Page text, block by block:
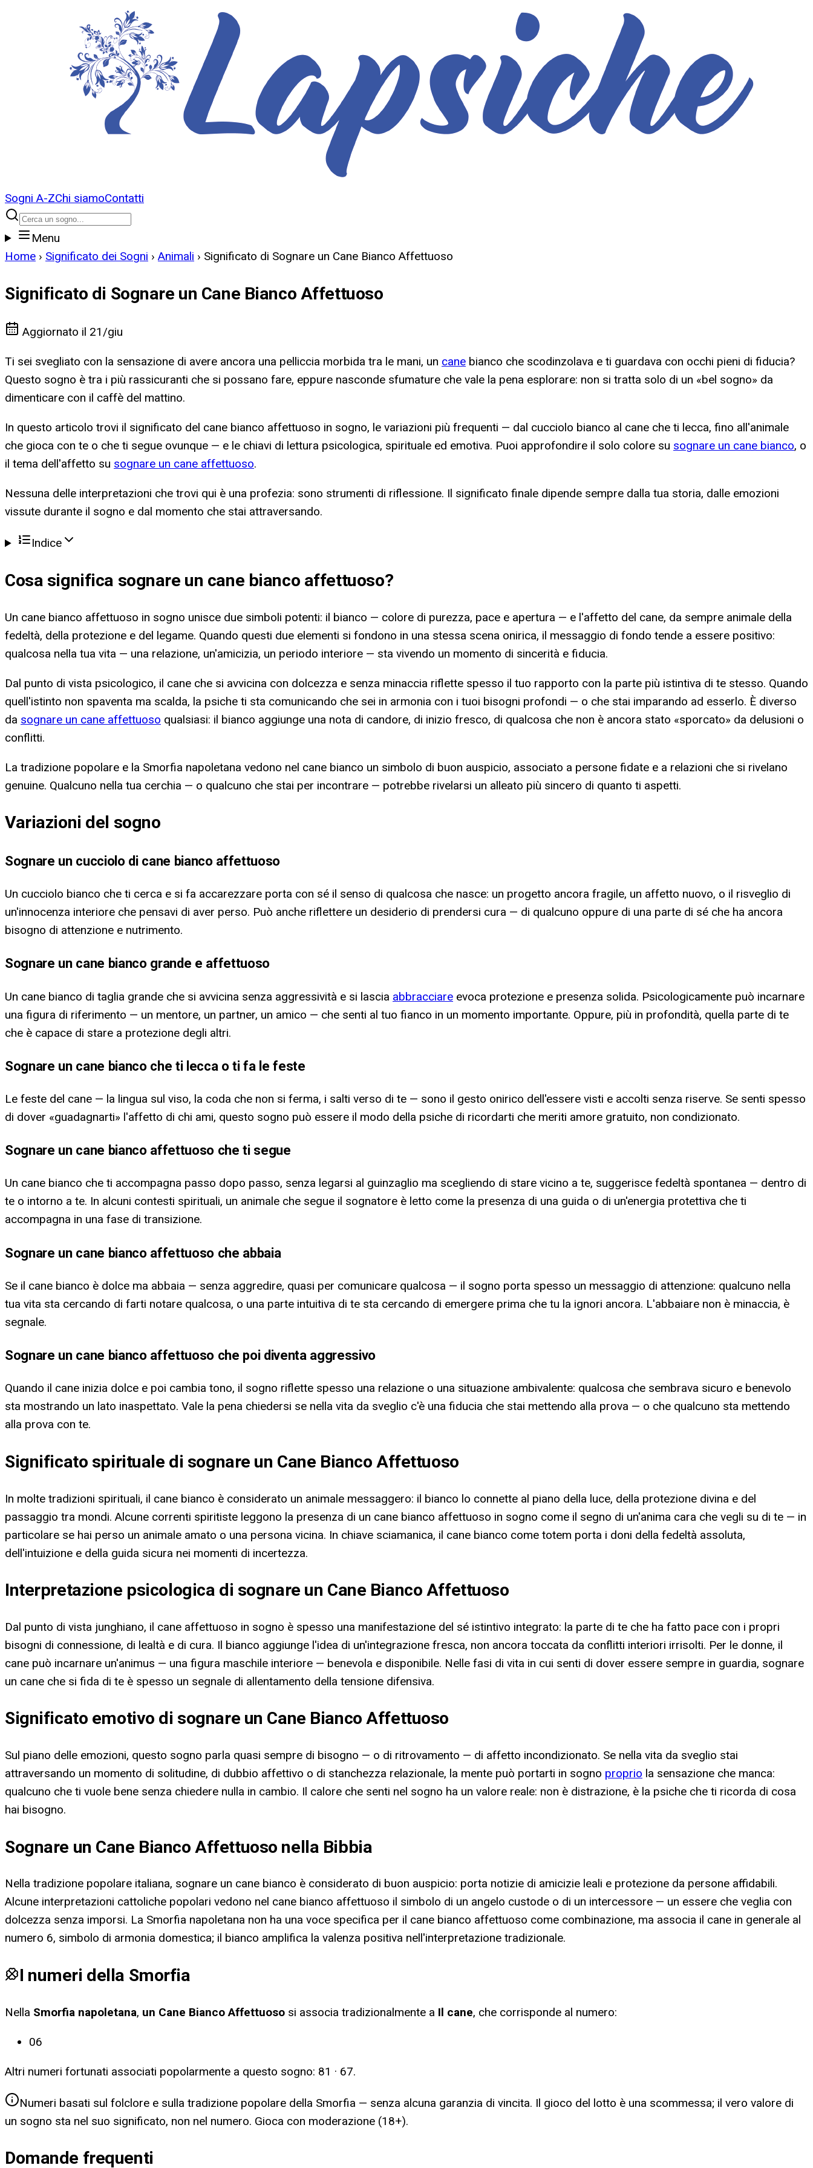
Sogni A-ZChi siamoContatti
Menu
Home › Significato dei Sogni › Animali › Significato di Sognare un Cane Bianco Affettuoso
Significato di Sognare un Cane Bianco Affettuoso
Aggiornato il 21/giu
Ti sei svegliato con la sensazione di avere ancora una pelliccia morbida tra le mani, un cane bianco che scodinzolava e ti guardava con occhi pieni di fiducia?
Questo sogno è tra i più rassicuranti che si possano fare, eppure nasconde sfumature che vale la pena esplorare: non si tratta solo di un «bel sogno» da
dimenticare con il caffè del mattino.
In questo articolo trovi il significato del cane bianco affettuoso in sogno, le variazioni più frequenti — dal cucciolo bianco al cane che ti lecca, fino all'animale
che gioca con te o che ti segue ovunque — e le chiavi di lettura psicologica, spirituale ed emotiva. Puoi approfondire il solo colore su sognare un cane bianco, o
il tema dell'affetto su sognare un cane affettuoso.
Nessuna delle interpretazioni che trovi qui è una profezia: sono strumenti di riflessione. Il significato finale dipende sempre dalla tua storia, dalle emozioni
vissute durante il sogno e dal momento che stai attraversando.
Indice
Cosa significa sognare un cane bianco affettuoso?
Un cane bianco affettuoso in sogno unisce due simboli potenti: il bianco — colore di purezza, pace e apertura — e l'affetto del cane, da sempre animale della
fedeltà, della protezione e del legame. Quando questi due elementi si fondono in una stessa scena onirica, il messaggio di fondo tende a essere positivo:
qualcosa nella tua vita — una relazione, un'amicizia, un periodo interiore — sta vivendo un momento di sincerità e fiducia.
Dal punto di vista psicologico, il cane che si avvicina con dolcezza e senza minaccia riflette spesso il tuo rapporto con la parte più istintiva di te stesso. Quando
quell'istinto non spaventa ma scalda, la psiche ti sta comunicando che sei in armonia con i tuoi bisogni profondi — o che stai imparando ad esserlo. È diverso
da sognare un cane affettuoso qualsiasi: il bianco aggiunge una nota di candore, di inizio fresco, di qualcosa che non è ancora stato «sporcato» da delusioni o
conflitti.
La tradizione popolare e la Smorfia napoletana vedono nel cane bianco un simbolo di buon auspicio, associato a persone fidate e a relazioni che si rivelano
genuine. Qualcuno nella tua cerchia — o qualcuno che stai per incontrare — potrebbe rivelarsi un alleato più sincero di quanto ti aspetti.
Variazioni del sogno
Sognare un cucciolo di cane bianco affettuoso
Un cucciolo bianco che ti cerca e si fa accarezzare porta con sé il senso di qualcosa che nasce: un progetto ancora fragile, un affetto nuovo, o il risveglio di
un'innocenza interiore che pensavi di aver perso. Può anche riflettere un desiderio di prendersi cura — di qualcuno oppure di una parte di sé che ha ancora
bisogno di attenzione e nutrimento.
Sognare un cane bianco grande e affettuoso
Un cane bianco di taglia grande che si avvicina senza aggressività e si lascia abbracciare evoca protezione e presenza solida. Psicologicamente può incarnare
una figura di riferimento — un mentore, un partner, un amico — che senti al tuo fianco in un momento importante. Oppure, più in profondità, quella parte di te
che è capace di stare a protezione degli altri.
Sognare un cane bianco che ti lecca o ti fa le feste
Le feste del cane — la lingua sul viso, la coda che non si ferma, i salti verso di te — sono il gesto onirico dell'essere visti e accolti senza riserve. Se senti spesso
di dover «guadagnarti» l'affetto di chi ami, questo sogno può essere il modo della psiche di ricordarti che meriti amore gratuito, non condizionato.
Sognare un cane bianco affettuoso che ti segue
Un cane bianco che ti accompagna passo dopo passo, senza legarsi al guinzaglio ma scegliendo di stare vicino a te, suggerisce fedeltà spontanea — dentro di
te o intorno a te. In alcuni contesti spirituali, un animale che segue il sognatore è letto come la presenza di una guida o di un'energia protettiva che ti
accompagna in una fase di transizione.
Sognare un cane bianco affettuoso che abbaia
Se il cane bianco è dolce ma abbaia — senza aggredire, quasi per comunicare qualcosa — il sogno porta spesso un messaggio di attenzione: qualcuno nella
tua vita sta cercando di farti notare qualcosa, o una parte intuitiva di te sta cercando di emergere prima che tu la ignori ancora. L'abbaiare non è minaccia, è
segnale.
Sognare un cane bianco affettuoso che poi diventa aggressivo
Quando il cane inizia dolce e poi cambia tono, il sogno riflette spesso una relazione o una situazione ambivalente: qualcosa che sembrava sicuro e benevolo
sta mostrando un lato inaspettato. Vale la pena chiedersi se nella vita da sveglio c'è una fiducia che stai mettendo alla prova — o che qualcuno sta mettendo
alla prova con te.
Significato spirituale di sognare un Cane Bianco Affettuoso
In molte tradizioni spirituali, il cane bianco è considerato un animale messaggero: il bianco lo connette al piano della luce, della protezione divina e del
passaggio tra mondi. Alcune correnti spiritiste leggono la presenza di un cane bianco affettuoso in sogno come il segno di un'anima cara che vegli su di te — in
particolare se hai perso un animale amato o una persona vicina. In chiave sciamanica, il cane bianco come totem porta i doni della fedeltà assoluta,
dell'intuizione e della guida sicura nei momenti di incertezza.
Interpretazione psicologica di sognare un Cane Bianco Affettuoso
Dal punto di vista junghiano, il cane affettuoso in sogno è spesso una manifestazione del sé istintivo integrato: la parte di te che ha fatto pace con i propri
bisogni di connessione, di lealtà e di cura. Il bianco aggiunge l'idea di un'integrazione fresca, non ancora toccata da conflitti interiori irrisolti. Per le donne, il
cane può incarnare un'animus — una figura maschile interiore — benevola e disponibile. Nelle fasi di vita in cui senti di dover essere sempre in guardia, sognare
un cane che si fida di te è spesso un segnale di allentamento della tensione difensiva.
Significato emotivo di sognare un Cane Bianco Affettuoso
Sul piano delle emozioni, questo sogno parla quasi sempre di bisogno — o di ritrovamento — di affetto incondizionato. Se nella vita da sveglio stai
attraversando un momento di solitudine, di dubbio affettivo o di stanchezza relazionale, la mente può portarti in sogno proprio la sensazione che manca:
qualcuno che ti vuole bene senza chiedere nulla in cambio. Il calore che senti nel sogno ha un valore reale: non è distrazione, è la psiche che ti ricorda di cosa
hai bisogno.
Sognare un Cane Bianco Affettuoso nella Bibbia
Nella tradizione popolare italiana, sognare un cane bianco è considerato di buon auspicio: porta notizie di amicizie leali e protezione da persone affidabili.
Alcune interpretazioni cattoliche popolari vedono nel cane bianco affettuoso il simbolo di un angelo custode o di un intercessore — un essere che veglia con
dolcezza senza imporsi. La Smorfia napoletana non ha una voce specifica per il cane bianco affettuoso come combinazione, ma associa il cane in generale al
numero 6, simbolo di armonia domestica; il bianco amplifica la valenza positiva nell'interpretazione tradizionale.
I numeri della Smorfia
Nella Smorfia napoletana, un Cane Bianco Affettuoso si associa tradizionalmente a Il cane, che corrisponde al numero:
06
Altri numeri fortunati associati popolarmente a questo sogno: 81 · 67.
Numeri basati sul folclore e sulla tradizione popolare della Smorfia — senza alcuna garanzia di vincita. Il gioco del lotto è una scommessa; il vero valore di
un sogno sta nel suo significato, non nel numero. Gioca con moderazione (18+).
Domande frequenti